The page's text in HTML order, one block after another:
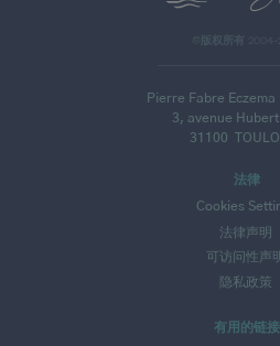
©版权所有 2004-
Pierre Fabre Eczema
3, avenue
31100
有用的链接
法律
Cookies
法律声明
可访问性声
隐私政策